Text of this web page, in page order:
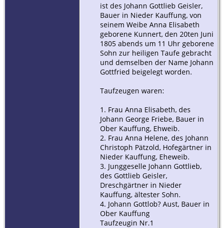
ist des Johann Gottlieb Geisler,
Bauer in Nieder Kauffung, von
seinem Weibe Anna Elisabeth
geborene Kunnert, den 20ten Juni
1805 abends um 11 Uhr geborene
Sohn zur heiligen Taufe gebracht
und demselben der Name Johann
Gottfried beigelegt worden.
Taufzeugen waren:
1. Frau Anna Elisabeth, des
Johann George Friebe, Bauer in
Ober Kauffung, Ehweib.
2. Frau Anna Helene, des Johann
Christoph Pätzold, Hofegärtner in
Nieder Kauffung, Eheweib.
3. Junggeselle Johann Gottlieb,
des Gottlieb Geisler,
Dreschgärtner in Nieder
Kauffung, ältester Sohn.
4. Johann Gottlob? Aust, Bauer in
Ober Kauffung
Taufzeugin Nr.1